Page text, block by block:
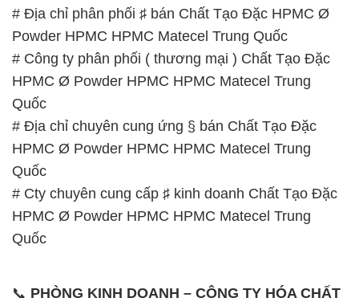
# Địa chỉ phân phối ♯ bán Chất Tạo Đặc HPMC Ø
Powder HPMC HPMC Matecel Trung Quốc
# Công ty phân phối ( thương mại ) Chất Tạo Đặc
HPMC Ø Powder HPMC HPMC Matecel Trung
Quốc
# Địa chỉ chuyên cung ứng § bán Chất Tạo Đặc
HPMC Ø Powder HPMC HPMC Matecel Trung
Quốc
# Cty chuyên cung cấp ♯ kinh doanh Chất Tạo Đặc
HPMC Ø Powder HPMC HPMC Matecel Trung
Quốc
📞 PHÒNG KINH DOANH – CÔNG TY HÓA CHẤT